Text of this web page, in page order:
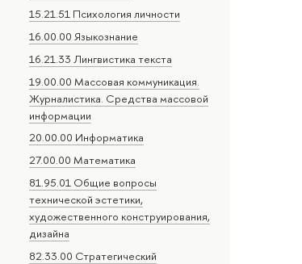
15.21.51 Психология личности
16.00.00 Языкознание
16.21.33 Лингвистика текста
19.00.00 Массовая коммуникация.
Журналистика. Средства массовой
информации
20.00.00 Информатика
27.00.00 Математика
81.95.01 Общие вопросы
технической эстетики,
художественного конструирования,
дизайна
82.33.00 Стратегический